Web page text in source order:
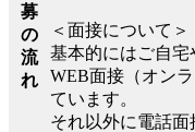
募
の
流
れ
＜面接について＞
基本的にはご自宅
WEB面接（オン
ています。
それ以外に電話